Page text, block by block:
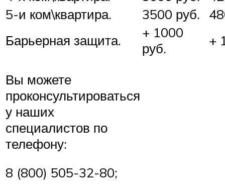
5-и ком\квартира.
3500 руб.
Барьерная защита.
+ 1000
руб.
+
Вы можете
проконсультироваться
у наших
специалистов по
телефону:
8 (800) 505-32-80;